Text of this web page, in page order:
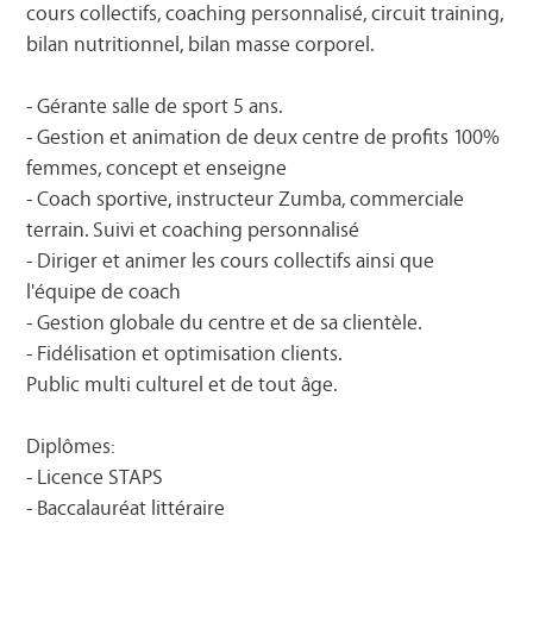
cours collectifs, coaching personnalisé, circuit training,
bilan nutritionnel, bilan masse corporel.
- Gérante salle de sport 5 ans.
- Gestion et animation de deux centre de profits 100%
femmes, concept et enseigne
- Coach sportive, instructeur Zumba, commerciale
terrain. Suivi et coaching personnalisé
- Diriger et animer les cours collectifs ainsi que
l'équipe de coach
- Gestion globale du centre et de sa clientèle.
- Fidélisation et optimisation clients.
Public multi culturel et de tout âge.
Diplômes:
- Licence STAPS
- Baccalauréat littéraire